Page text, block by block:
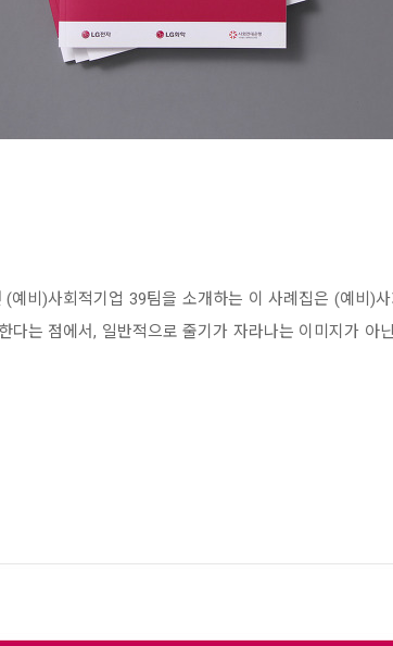
예비)사회적기업 39팀을 소개하는 이 사례집은 (예비)
다는 점에서, 일반적으로 줄기가 자라나는 이미지가